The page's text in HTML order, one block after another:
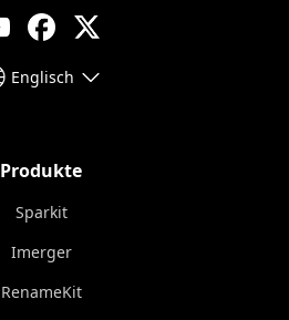
Englisch
Produkte
Sparkit
Imerger
RenameKit